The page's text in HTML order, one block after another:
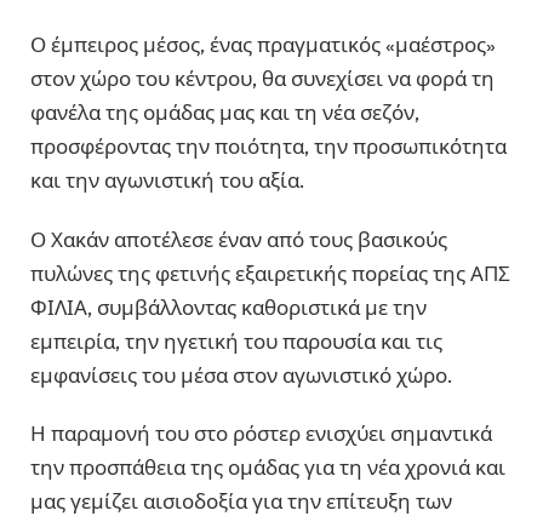
Ο έμπειρος μέσος, ένας πραγματικός «μαέστρος»
στον χώρο του κέντρου, θα συνεχίσει να φορά τη
φανέλα της ομάδας μας και τη νέα σεζόν,
προσφέροντας την ποιότητα, την προσωπικότητα
και την αγωνιστική του αξία.
Ο Χακάν αποτέλεσε έναν από τους βασικούς
πυλώνες της φετινής εξαιρετικής πορείας της ΑΠΣ
ΦΙΛΙΑ, συμβάλλοντας καθοριστικά με την
εμπειρία, την ηγετική του παρουσία και τις
εμφανίσεις του μέσα στον αγωνιστικό χώρο.
Η παραμονή του στο ρόστερ ενισχύει σημαντικά
την προσπάθεια της ομάδας για τη νέα χρονιά και
μας γεμίζει αισιοδοξία για την επίτευξη των